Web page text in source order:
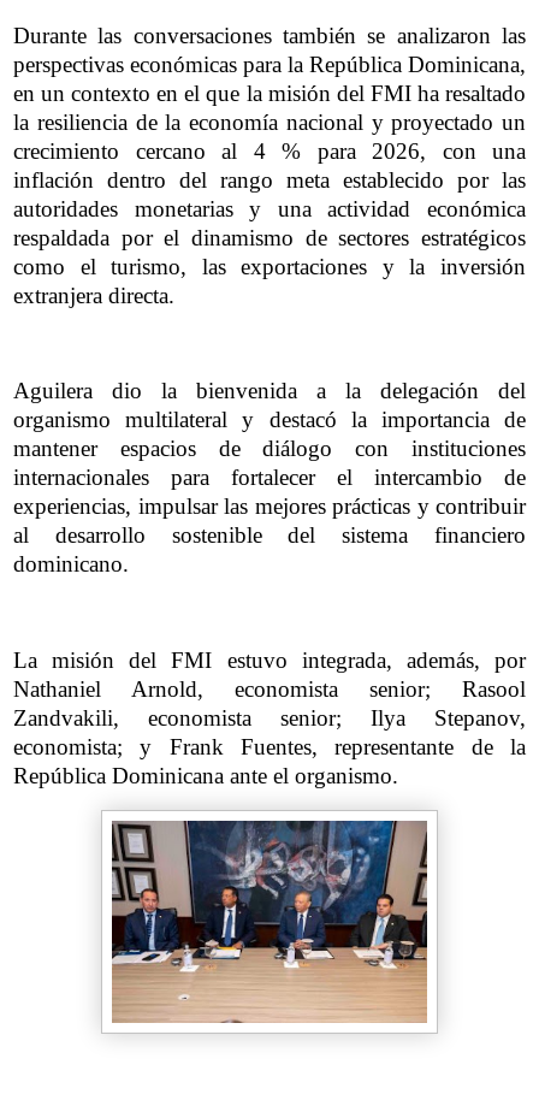
Durante las conversaciones también se analizaron las
perspectivas económicas para la República Dominicana,
en un contexto en el que la misión del FMI ha resaltado
la resiliencia de la economía nacional y proyectado un
crecimiento cercano al 4 % para 2026, con una
inflación dentro del rango meta establecido por las
autoridades monetarias y una actividad económica
respaldada por el dinamismo de sectores estratégicos
como el turismo, las exportaciones y la inversión
extranjera directa.
Aguilera dio la bienvenida a la delegación del
organismo multilateral y destacó la importancia de
mantener espacios de diálogo con instituciones
internacionales para fortalecer el intercambio de
experiencias, impulsar las mejores prácticas y contribuir
al desarrollo sostenible del sistema financiero
dominicano.
La misión del FMI estuvo integrada, además, por
Nathaniel Arnold, economista senior; Rasool
Zandvakili, economista senior; Ilya Stepanov,
economista; y Frank Fuentes, representante de la
República Dominicana ante el organismo.